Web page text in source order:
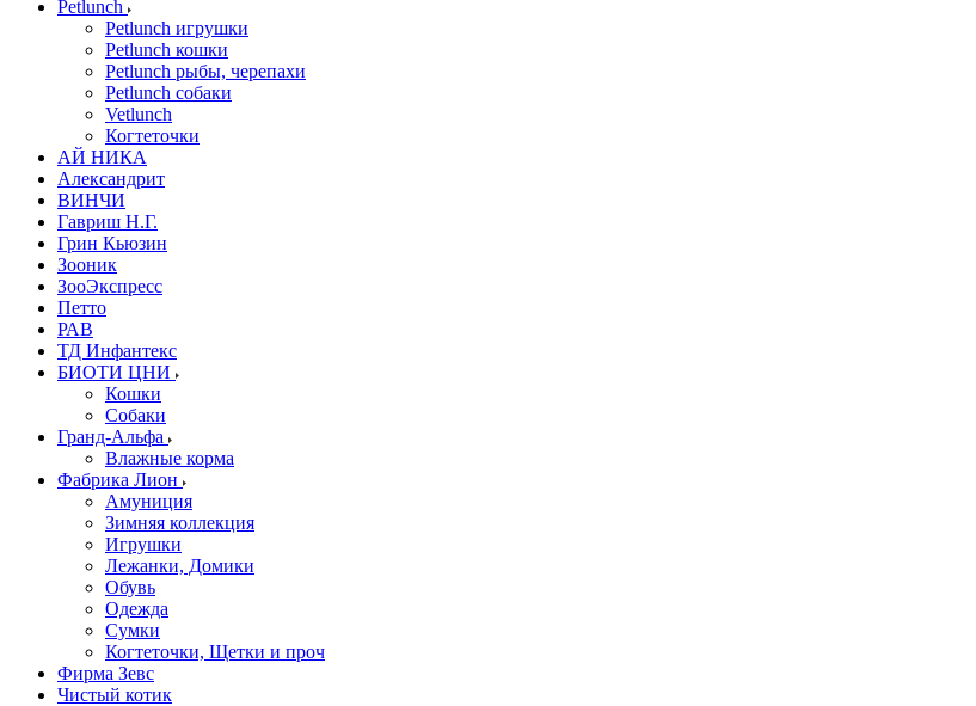
Petlunch
Petlunch игрушки
Petlunch кошки
Petlunch рыбы, черепахи
Petlunch собаки
Vetlunch
Когтеточки
АЙ НИКА
Александрит
ВИНЧИ
Гавриш Н.Г.
Грин Кьюзин
Зооник
ЗооЭкспресс
Петто
РАВ
ТД Инфантекс
БИОТИ ЦНИ
Кошки
Собаки
Гранд-Альфа
Влажные корма
Фабрика Лион
Амуниция
Зимняя коллекция
Игрушки
Лежанки, Домики
Обувь
Одежда
Сумки
Когтеточки, Щетки и проч
Фирма Зевс
Чистый котик